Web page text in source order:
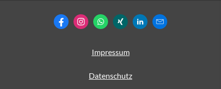
Impressum
Datenschutz